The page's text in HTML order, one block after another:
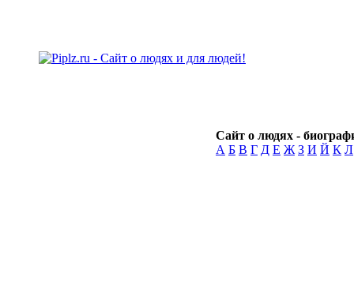
Сайт о людях -
А Б В Г Д Е Ж З И Й К Л